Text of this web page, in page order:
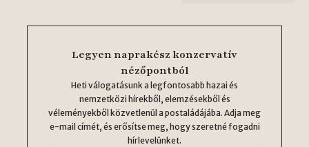
Legyen naprakész konzervatív
nézőpontból
Heti válogatásunk a legfontosabb hazai és
nemzetközi hírekből, elemzésekből és
véleményekből közvetlenül a postaládájába. Adja meg
e-mail címét, és erősítse meg, hogy szeretné fogadni
hírlevelünket.